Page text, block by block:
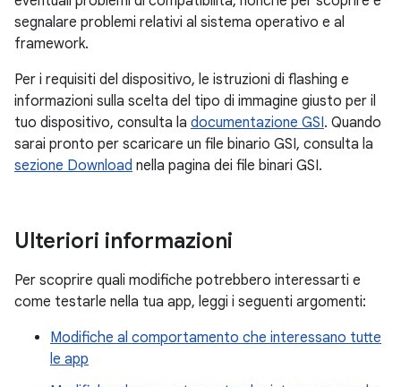
segnalare problemi relativi al sistema operativo e al
framework.
Per i requisiti del dispositivo, le istruzioni di flashing e
informazioni sulla scelta del tipo di immagine giusto per il
tuo dispositivo, consulta la documentazione GSI. Quando
sarai pronto per scaricare un file binario GSI, consulta la
sezione Download nella pagina dei file binari GSI.
Ulteriori informazioni
Per scoprire quali modifiche potrebbero interessarti e
come testarle nella tua app, leggi i seguenti argomenti:
Modifiche al comportamento che interessano tutte
le app